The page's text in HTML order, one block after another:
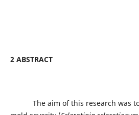
2 ABSTRACT
The aim of this research was